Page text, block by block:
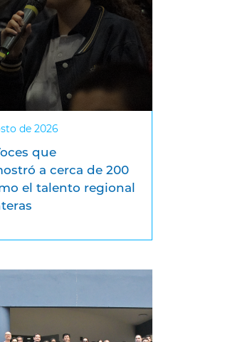
de 2026
que
a cerca de 200
el talento regional